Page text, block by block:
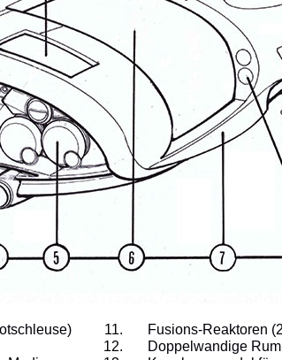
Fusions-Reaktoren
Doppelwandige